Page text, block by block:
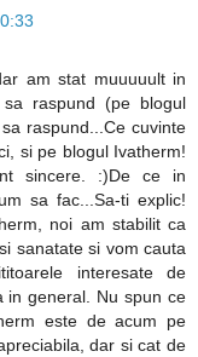
am stat muuuuult in
raspund (pe blogul
raspund...Ce cuvinte
si pe blogul Ivatherm!
sincere. :)De ce in
sa fac...Sa-ti explic!
noi am stabilit ca
sanatate si vom cauta
interesate de
in general. Nu spun ce
este de acum pe
dar si cat de